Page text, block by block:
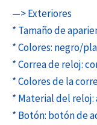
—> Exteriores
* Tamaño de
* Colores: negro/
* Correa de reloj:
* Colores de la
* Material del reloj:
* Botón: botón de